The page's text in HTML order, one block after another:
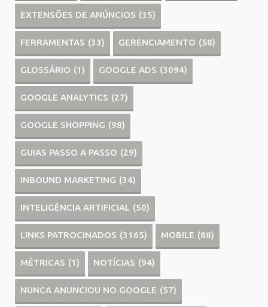
EXTENSÕES DE ANÚNCIOS (35)
FERRAMENTAS (33) GERENCIAMENTO (58)
GLOSSÁRIO (1) GOOGLE ADS (3094)
GOOGLE ANALYTICS (27)
GOOGLE SHOPPING (98)
GUIAS PASSO A PASSO (29)
INBOUND MARKETING (34)
INTELIGÊNCIA ARTIFICIAL (50)
LINKS PATROCINADOS (3165) MOBILE (88)
MÉTRICAS (1) NOTÍCIAS (94)
NUNCA ANUNCIOU NO GOOGLE (57)